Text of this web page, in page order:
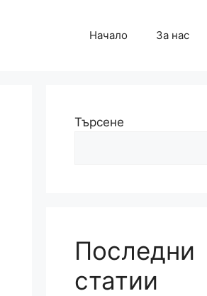
Начало За нас
Търсене
Последни
статии